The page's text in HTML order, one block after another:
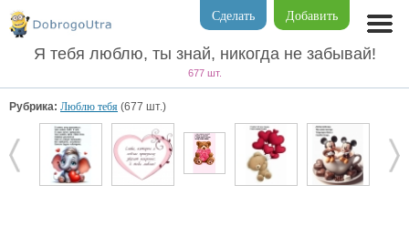
Добавить
Сделать
Я тебя люблю, ты знай, никогда не забывай!
677 шт.
Рубрика: Люблю тебя (677 шт.)